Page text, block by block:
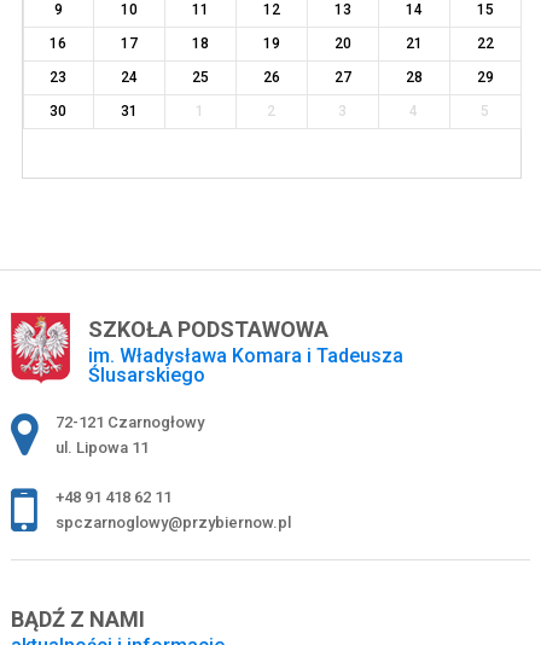
9
10 11 12 13 14
15
16
17 18 19 20 21
22
23
24 25 26 27 28
29
30
31 1 2 3 4 5
SZKOŁA PODSTAWOWA
im. Władysława Komara i Tadeusza
Ślusarskiego
Adres pocztowy:
72-121 Czarnogłowy
ul. Lipowa 11
+48 91 418 62 11
spczarnoglowy@przybiernow.pl
BĄDŹ Z NAMI